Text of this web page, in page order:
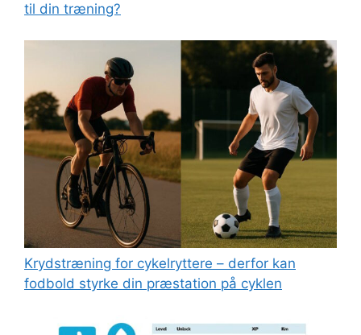
til din træning?
Kryds­træning for cykelryttere – derfor kan
fodbold styrke din præstation på cyklen